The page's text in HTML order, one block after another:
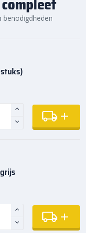
benodigdheden